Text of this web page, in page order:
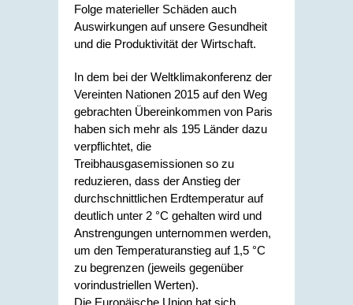
Folge materieller Schäden auch
Auswirkungen auf unsere Gesundheit
und die Produktivität der Wirtschaft.
In dem bei der Weltklimakonferenz der
Vereinten Nationen 2015 auf den Weg
gebrachten Übereinkommen von Paris
haben sich mehr als 195 Länder dazu
verpflichtet, die
Treibhausgasemissionen so zu
reduzieren, dass der Anstieg der
durchschnittlichen Erdtemperatur auf
deutlich unter 2 °C gehalten wird und
Anstrengungen unternommen werden,
um den Temperaturanstieg auf 1,5 °C
zu begrenzen (jeweils gegenüber
vorindustriellen Werten).
Die Europäische Union hat sich